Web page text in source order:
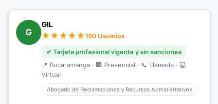
G
GIL
150 Usuarios
✔ Tarjeta profesional vigente y sin sanciones
📍 Bucaramanga · 🏢 Presencial · 📞 Llamada · 💻
Virtual
Abogado de Reclamaciones y Recursos Administrativos